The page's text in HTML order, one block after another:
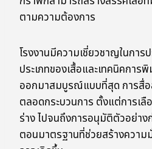
ตามความต้องการ
โรงงานมีความเชี่ยวชาญในการ
ประเภทของเสื้อและเทคนิคกา
ออกมาสมบูรณ์แบบที่สุด การสื่อ
ตลอดกระบวนการ ตั้งแต่การเ
ร่าง ไปจนถึงการอนุมัติตัวอย่า
ตอนมาตรฐานที่ช่วยสร้างควา